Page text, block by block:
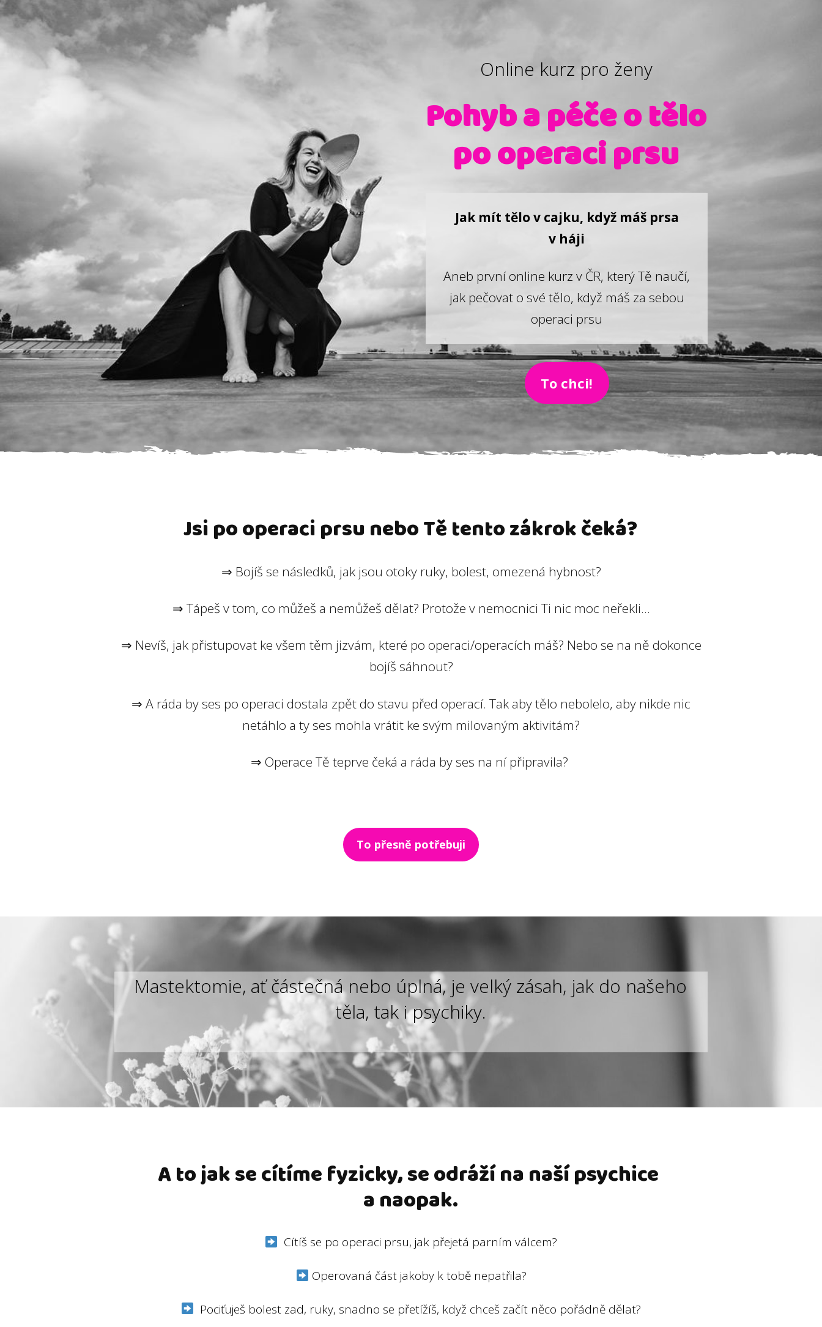
Online kurz pro ženy
Pohyb a péče o tělo
po operaci prsu
Jak mít tělo v cajku, když máš prsa
v háji
Aneb první online kurz v ČR, který Tě naučí,
jak pečovat o své tělo, když máš za sebou
operaci prsu
To chci!
Jsi po operaci prsu nebo Tě tento zákrok čeká?
⇒ Bojíš se následků, jak jsou otoky ruky, bolest, omezená hybnost?
⇒ Tápeš v tom, co můžeš a nemůžeš dělat? Protože v nemocnici Ti nic moc neřekli...
⇒ Nevíš, jak přistupovat ke všem těm jizvám, které po operaci/operacích máš? Nebo se na ně dokonce
bojíš sáhnout?
⇒ A ráda by ses po operaci dostala zpět do stavu před operací. Tak aby tělo nebolelo, aby nikde nic
netáhlo a ty ses mohla vrátit ke svým milovaným aktivitám?
⇒ Operace Tě teprve čeká a ráda by ses na ní připravila?
To přesně potřebuji
Mastektomie, ať částečná nebo úplná, je velký zásah, jak do našeho
těla, tak i psychiky.
A to jak se cítíme fyzicky, se odráží na naší psychice
a naopak.
Cítíš se po operaci prsu, jak přejetá parním válcem?
Operovaná část jakoby k tobě nepatřila?
Pociťuješ bolest zad, ruky, snadno se přetížíš, když chceš začít něco pořádně dělat?